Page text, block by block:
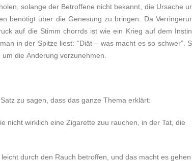
solange der Betroffene nicht bekannt, die Ursache
benötigt über die Genesung zu bringen. Da
auf die Stimm chorrds ist wie ein Krieg auf dem
in der Spitze liest: “Diät – was macht es so schwer”.
die Änderung vorzunehmen.
zu sagen, dass das ganze Thema erklärt:
nicht wirklich eine Zigarette zuu rauchen, in der Tat, die
durch den Rauch betroffen, und das macht es gehen